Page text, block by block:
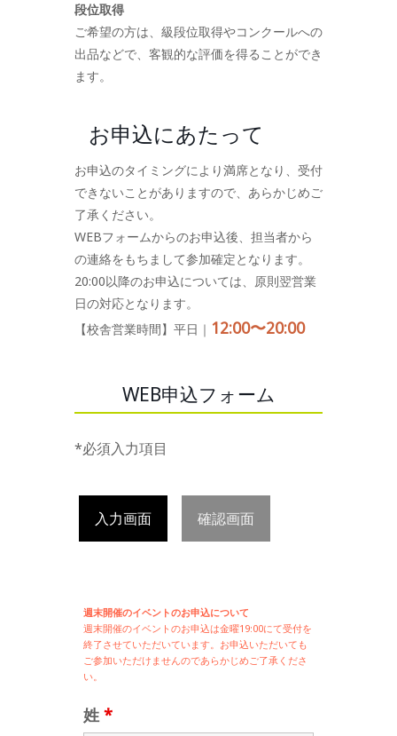
段位取得
ご希望の方は、級段位取得やコンクールへの
出品などで、客観的な評価を得ることができ
ます。
お申込にあたって
お申込のタイミングにより満席となり、受付
できないことがありますので、あらかじめご
了承ください。
WEBフォームからのお申込後、担当者から
の連絡をもちまして参加確定となります。
20:00以降のお申込については、原則翌営業
日の対応となります。
【校舎営業時間】平日｜ 12:00〜20:00
WEB申込フォーム
*必須入力項目
入力画面 確認画面
週末開催のイベントのお申込について
週末開催のイベントのお申込は金曜19:00にて受付を
終了させていただいています。お申込いただいても
ご参加いただけませんのであらかじめご了承くださ
い。
姓 *